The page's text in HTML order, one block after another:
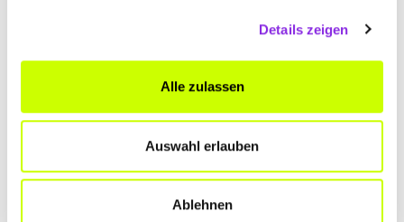
Details zeigen
Alle zulassen
Auswahl erlauben
Ablehnen
+4926627106